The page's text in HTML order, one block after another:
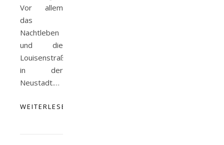
Vor allem
das
Nachtleben
und die
Louisenstraße
in der
Neustadt.…
WEITERLESEN